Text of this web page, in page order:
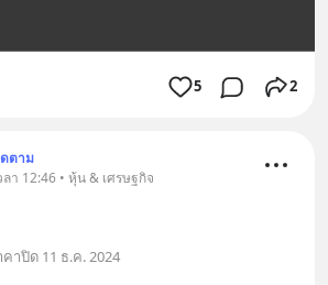
5 2
ตาม
า 12:46 • หุ้น & เศรษฐกิจ
คาปิด 11 ธ.ค. 2024